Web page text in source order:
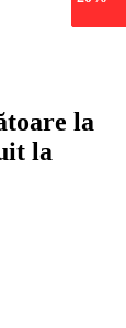
la
la